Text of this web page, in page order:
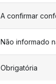
A confirmar
Não informado
Obrigatória